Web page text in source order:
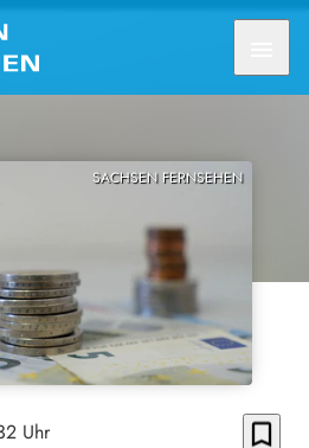
SACHSEN FERNSEHEN
Uhr bookmark_border